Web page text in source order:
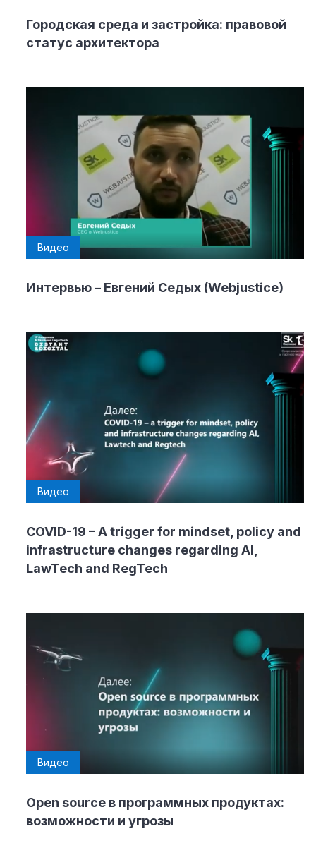
Городская среда и застройка: правовой
статус архитектора
Видео
Интервью – Евгений Седых (Webjustice)
Видео
COVID-19 – A trigger for mindset, policy and
infrastructure changes regarding AI,
LawTech and RegTech
Видео
Open source в программных продуктах:
возможности и угрозы